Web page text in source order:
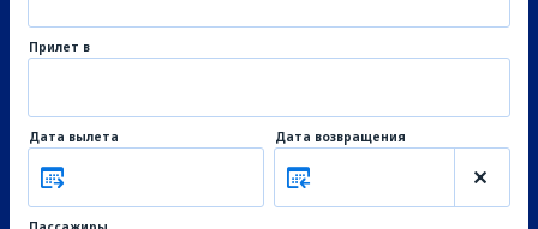
Прилет в
Дата вылета Дата возвращения